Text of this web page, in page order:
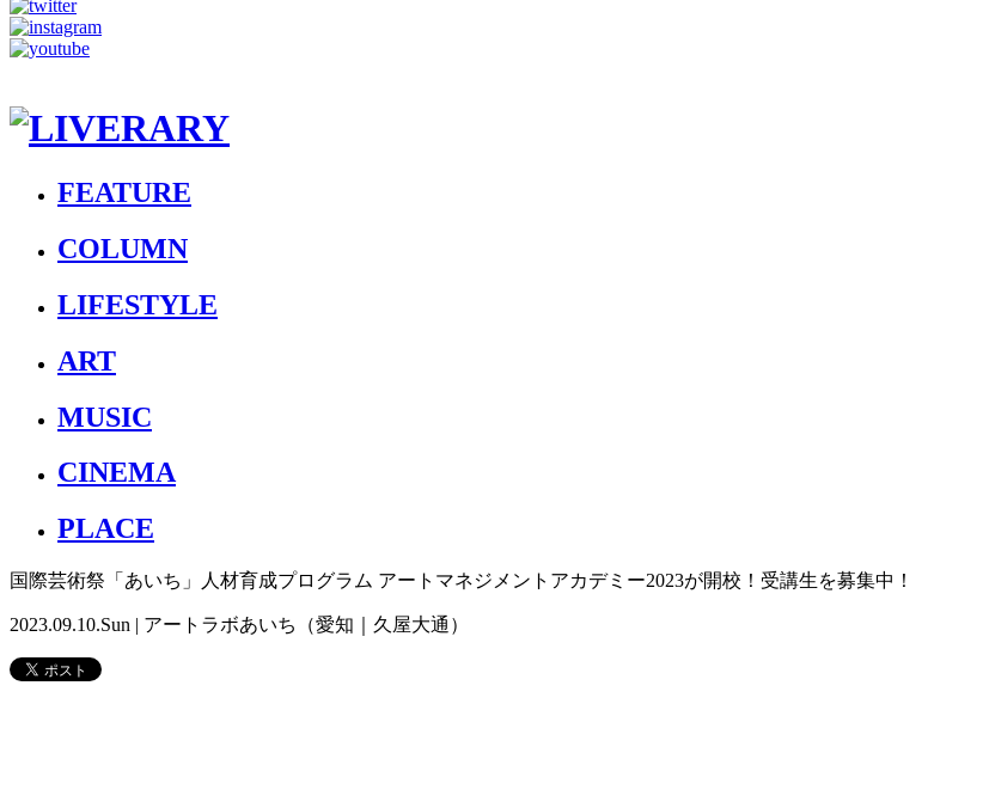
FEATURE
COLUMN
LIFESTYLE
ART
MUSIC
CINEMA
PLACE
国際芸術祭「あいち」人材育成プログラム アートマネジメントアカデミー2023が開校！受講生を募集中！
2023.09.10.Sun | アートラボあいち（愛知｜久屋大通）